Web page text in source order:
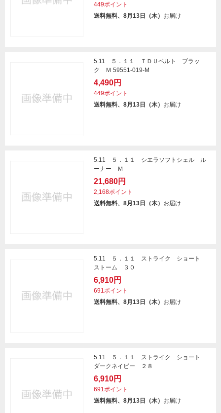
449ポイント
送料無料、8月13日（木） お届け
5.11 ５．１１ ＴＤＵベルト ブラッ
ク Ｍ 59551-019-M
4,490円
449ポイント
送料無料、8月13日（木） お届け
5.11 ５．１１ シエラソフトシェル ル
ーナー Ｍ
21,680円
2,168ポイント
送料無料、8月13日（木） お届け
5.11 ５．１１ ストライク ショート
ストーム ３０
6,910円
691ポイント
送料無料、8月13日（木） お届け
5.11 ５．１１ ストライク ショート
ダークネイビー ２８
6,910円
691ポイント
送料無料、8月13日（木） お届け